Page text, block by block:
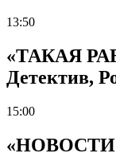
13:50
«ТАКАЯ
Детектив,
15:00
«НОВОСТИ